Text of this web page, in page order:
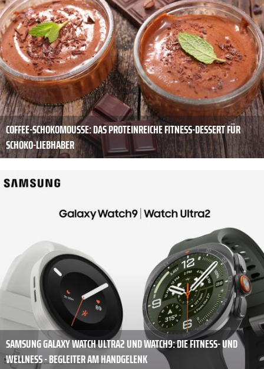
COFFEE-SCHOKOMOUSSE: DAS PROTEINREICHE FITNESS-DESSERT FÜR
SCHOKO-LIEBHABER
SAMSUNG GALAXY WATCH ULTRA2 UND WATCH9: DIE FITNESS- UND
WELLNESS - BEGLEITER AM HANDGELENK